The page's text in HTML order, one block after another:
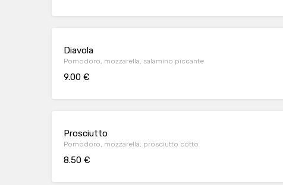
Diavola
Pomodoro, mozzarella, salamino piccante
9.00 €
Prosciutto
Pomodoro, mozzarella, prosciutto cotto
8.50 €